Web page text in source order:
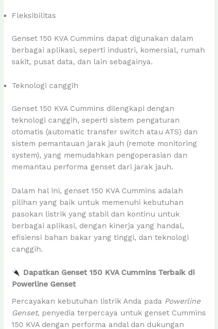
Fleksibilitas
Genset 150 KVA Cummins dapat digunakan dalam
berbagai aplikasi, seperti industri, komersial, rumah
sakit, pusat data, dan lain sebagainya.
Teknologi canggih
Genset 150 KVA Cummins dilengkapi dengan
teknologi canggih, seperti sistem pengaturan
otomatis (automatic transfer switch atau ATS) dan
sistem pemantauan jarak jauh (remote monitoring
system), yang memudahkan pengoperasian dan
memantau performa genset dari jarak jauh.
Dalam hal ini, genset 150 KVA Cummins adalah
pilihan yang baik untuk memenuhi kebutuhan
pasokan listrik yang stabil dan kontinu untuk
berbagai aplikasi, dengan kinerja yang handal,
efisiensi bahan bakar yang tinggi, dan teknologi
canggih.
Dapatkan Genset 150 KVA Cummins Terbaik di
Powerline Genset
Percayakan kebutuhan listrik Anda pada Powerline
Genset, penyedia terpercaya untuk genset Cummins
150 KVA dengan performa andal dan dukungan